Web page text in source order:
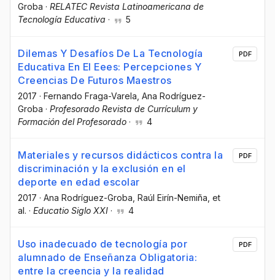
Groba · RELATEC Revista Latinoamericana de
Tecnología Educativa · 5
Dilemas Y Desafíos De La Tecnología
Educativa En El Eees: Percepciones Y
Creencias De Futuros Maestros
2017 · Fernando Fraga-Varela , Ana Rodríguez-
Groba · Profesorado Revista de Currículum y
Formación del Profesorado · 4
PDF
Materiales y recursos didácticos contra la
discriminación y la exclusión en el
deporte en edad escolar
2017 · Ana Rodríguez-Groba , Raúl Eirín-Nemiña , et
al. · Educatio Siglo XXI · 4
PDF
Uso inadecuado de tecnología por
alumnado de Enseñanza Obligatoria:
entre la creencia y la realidad
PDF